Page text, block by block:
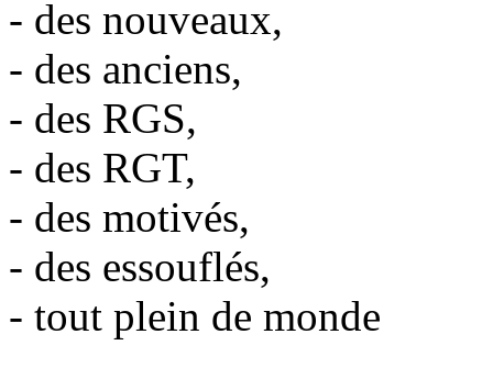
- des nouveaux,
- des anciens,
- des RGS,
- des RGT,
- des motivés,
- des essouflés,
- tout plein de monde